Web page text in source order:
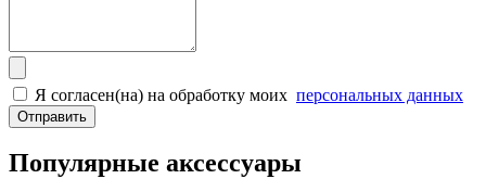
Я согласен(на) на обработку моих персональных данных
Отправить
Популярные аксессуары